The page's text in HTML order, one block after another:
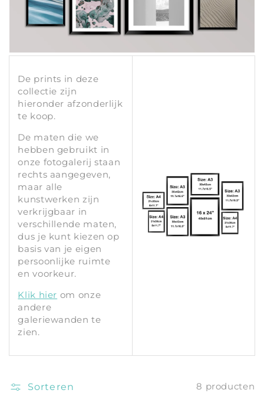
:
De prints in deze
collectie zijn
hieronder afzonderlijk
te koop.
De maten die we
hebben gebruikt in
onze fotogalerij staan ​​
rechts aangegeven,
maar alle
kunstwerken zijn
verkrijgbaar in
verschillende maten,
dus je kunt kiezen op
basis van je eigen
persoonlijke ruimte
en voorkeur.
Klik hier om onze
andere
galeriewanden te
zien.
Sorteren 8 producten